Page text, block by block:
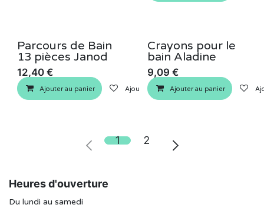
Parcours de Bain
13 pièces Janod
12,40 €
Ajouter au panier Ajouter à la liste de souhaits
Crayons pour le
bain Aladine
9,09 €
Ajouter au panier
1 2
Heures d'ouverture
Du lundi au samedi